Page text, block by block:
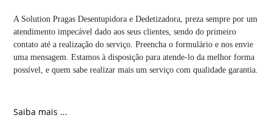
A Solution Pragas Desentupidora e Dedetizadora, preza sempre por um
atendimento impecável dado aos seus clientes, sendo do primeiro
contato até a realização do serviço. Preencha o formulário e nos envie
uma mensagem. Estamos à disposição para atende-lo da melhor forma
possível, e quem sabe realizar mais um serviço com qualidade garantia.
Saiba mais ...